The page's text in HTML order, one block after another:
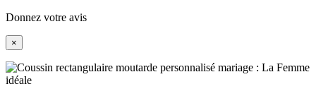
Donnez votre avis
×